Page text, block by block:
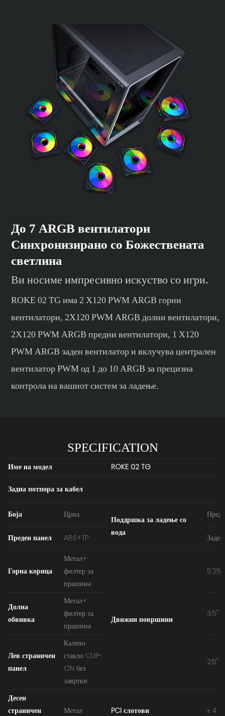
До 7 ARGB вентилатори
Синхронизирано со Божествената
светлина
Ви носиме импресивно искуство со игри.
ROKE 02 TG има 2 X120 PWM ARGB горни
вентилатори, 2X120 PWM ARGB долни вентилатори,
2X120 PWM ARGB предни вентилатори, 1 X120
PWM ARGB заден вентилатор и вклучува централен
вентилатор PWM од 1 до 10 ARGB за прецизна
контрола на вашиот систем за ладење.
SPECIFICATION
Име на модел ROKE 02 TG
Задна потпора за кабел
Боја Црна
Поддршка за ладење со
вода
Преден панел ABS+TP
Горна корица
Метал+
филтер за
прашина
Движни површини
5'25
Долна
обвивка
Метал+
филтер за
прашина
3,5''
Лев страничен
панел
Калено
стакло CLIP-
ON без
завртки
2,5''
Десен
страничен
Метал PCI слотови x 4